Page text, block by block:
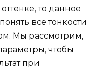
то данное
все тонкости
Мы рассмотрим,
чтобы
при